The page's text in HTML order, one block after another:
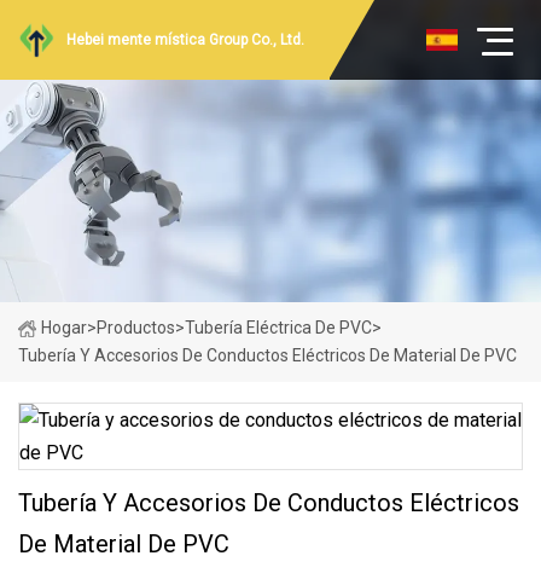
Hebei mente mística Group Co., Ltd.
Hogar>Productos>Tubería Eléctrica De PVC>
Tubería Y Accesorios De Conductos Eléctricos De Material De PVC
Tubería Y Accesorios De Conductos Eléctricos
De Material De PVC